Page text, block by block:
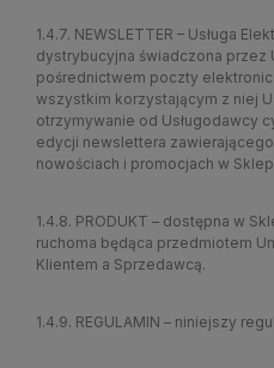
1.4.7. NEWSLETTER – Usługa
dystrybucyjna świadczona przez
pośrednictwem poczty
wszystkim korzystającym z niej
otrzymywanie od Usługodawcy
edycji newslettera
nowościach i promocjach w
1.4.8. PRODUKT – dostępna w
ruchoma będąca przedmiotem
Klientem a Sprzedawcą.
1.4.9. REGULAMIN – niniejszy